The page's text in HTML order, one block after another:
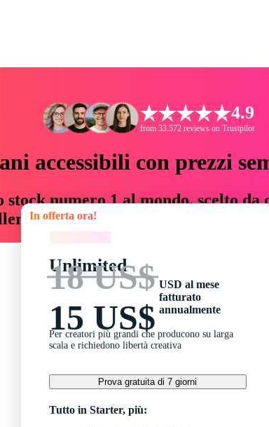
4.9
from 33.572 reviews on Trustpilot
accessibili con prezzi
numero 1 al mondo, scelto
risorse creative che fanno
In offerta ora!
Unlimited
18 US$
15 US$
USD al mese
fatturato
annualmente
Per creatori più grandi che producono su larga
scala e richiedono libertà creativa
Prova gratuita di 7 giorni
Tutto in Starter, più: